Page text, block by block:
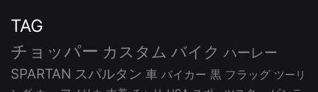
TAG
チョッパー カスタム バイク ハーレー
SPARTAN スパルタン 車 バイカー 黒 フラッグ ツーリ